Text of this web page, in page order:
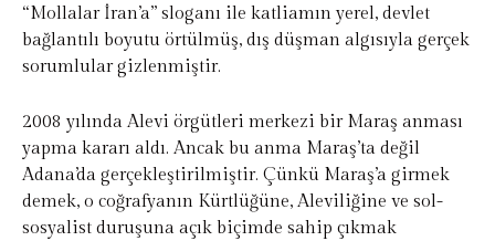
“Mollalar İran’a” sloganı ile katliamın yerel, devlet
bağlantılı boyutu örtülmüş, dış düşman algısıyla gerçek
sorumlular gizlenmiştir.
2008 yılında Alevi örgütleri merkezi bir Maraş anması
yapma kararı aldı. Ancak bu anma Maraş’ta değil
Adana’da gerçekleştirilmiştir. Çünkü Maraş’a girmek
demek, o coğrafyanın Kürtlüğüne, Aleviliğine ve sol-
sosyalist duruşuna açık biçimde sahip çıkmak